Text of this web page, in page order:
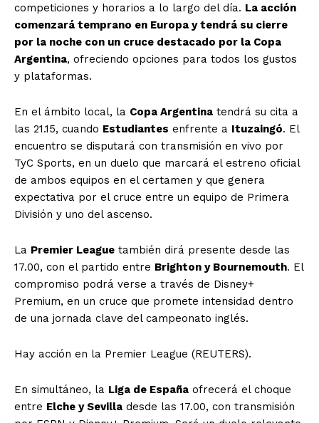
competiciones y horarios a lo largo del día. La acción
comenzará temprano en Europa y tendrá su cierre
por la noche con un cruce destacado por la Copa
Argentina, ofreciendo opciones para todos los gustos
y plataformas.
En el ámbito local, la Copa Argentina tendrá su cita a
las 21.15, cuando Estudiantes enfrente a Ituzaingó. El
encuentro se disputará con transmisión en vivo por
TyC Sports, en un duelo que marcará el estreno oficial
de ambos equipos en el certamen y que genera
expectativa por el cruce entre un equipo de Primera
División y uno del ascenso.
La Premier League también dirá presente desde las
17.00, con el partido entre Brighton y Bournemouth. El
compromiso podrá verse a través de Disney+
Premium, en un cruce que promete intensidad dentro
de una jornada clave del campeonato inglés.
Hay acción en la Premier League (REUTERS).
En simultáneo, la Liga de España ofrecerá el choque
entre Elche y Sevilla desde las 17.00, con transmisión